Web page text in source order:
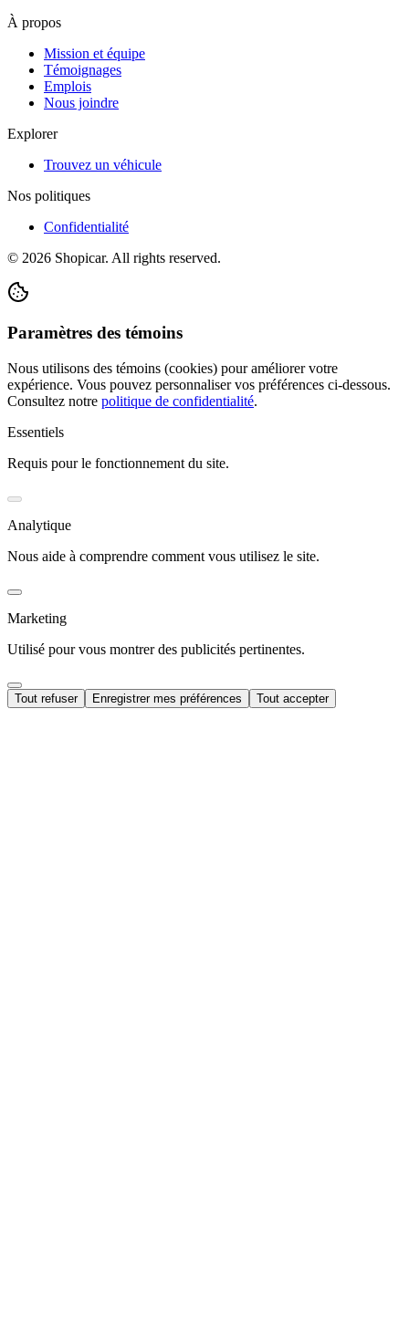
À propos
Mission et équipe
Témoignages
Emplois
Nous joindre
Explorer
Trouvez un véhicule
Nos politiques
Confidentialité
© 2026 Shopicar. All rights reserved.
Paramètres des témoins
Nous utilisons des témoins (cookies) pour améliorer votre
expérience. Vous pouvez personnaliser vos préférences ci-dessous.
Consultez notre politique de confidentialité.
Essentiels
Requis pour le fonctionnement du site.
Analytique
Nous aide à comprendre comment vous utilisez le site.
Marketing
Utilisé pour vous montrer des publicités pertinentes.
Tout refuser Enregistrer mes préférences Tout accepter